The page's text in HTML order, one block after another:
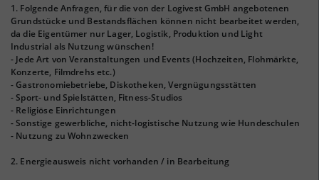
1. Folgende Anfragen, für die von der Logivest GmbH angebotenen
Grundstücke und Bestandsflächen können nicht bearbeitet werden,
da die Eigentümer nur Lager, Logistik, Produktion und Light
Industrial als Nutzung wünschen!
- Jede Art von Veranstaltungen und Events (Hochzeiten, Flohmärkte,
Konzerte, Filmdrehs etc.)
- Gastronomiebetriebe, Diskotheken, Vergnügungsstätten
- Sport- und Spielstätten, Fitness-Studios
- Religiöse Einrichtungen
- Sonstige gewerbliche, nicht-logistische Nutzung wie Hundeschulen
- Nutzung zu Wohnzwecken
2. Energieausweis nicht vorhanden / in Bearbeitung